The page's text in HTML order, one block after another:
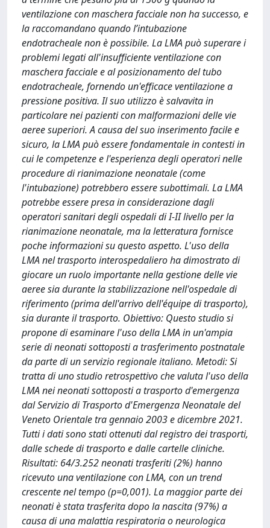
ventilazione con maschera facciale non ha successo, e
la raccomandano quando l’intubazione
endotracheale non è possibile. La LMA può superare i
problemi legati all'insufficiente ventilazione con
maschera facciale e al posizionamento del tubo
endotracheale, fornendo un'efficace ventilazione a
pressione positiva. Il suo utilizzo è salvavita in
particolare nei pazienti con malformazioni delle vie
aeree superiori. A causa del suo inserimento facile e
sicuro, la LMA può essere fondamentale in contesti in
cui le competenze e l'esperienza degli operatori nelle
procedure di rianimazione neonatale (come
l'intubazione) potrebbero essere subottimali. La LMA
potrebbe essere presa in considerazione dagli
operatori sanitari degli ospedali di I-II livello per la
rianimazione neonatale, ma la letteratura fornisce
poche informazioni su questo aspetto. L'uso della
LMA nel trasporto interospedaliero ha dimostrato di
giocare un ruolo importante nella gestione delle vie
aeree sia durante la stabilizzazione nell'ospedale di
riferimento (prima dell'arrivo dell'équipe di trasporto),
sia durante il trasporto. Obiettivo: Questo studio si
propone di esaminare l'uso della LMA in un'ampia
serie di neonati sottoposti a trasferimento postnatale
da parte di un servizio regionale italiano. Metodi: Si
tratta di uno studio retrospettivo che valuta l'uso della
LMA nei neonati sottoposti a trasporto d'emergenza
dal Servizio di Trasporto d'Emergenza Neonatale del
Veneto Orientale tra gennaio 2003 e dicembre 2021.
Tutti i dati sono stati ottenuti dal registro dei trasporti,
dalle schede di trasporto e dalle cartelle cliniche.
Risultati: 64/3.252 neonati trasferiti (2%) hanno
ricevuto una ventilazione con LMA, con un trend
crescente nel tempo (p=0,001). La maggior parte dei
neonati è stata trasferita dopo la nascita (97%) a
causa di una malattia respiratoria o neurologica